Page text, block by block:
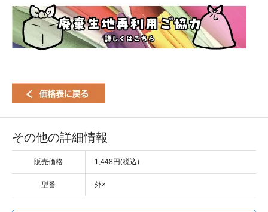
その他の詳細情報
販売価格 1,448円(税込)
型番 外×